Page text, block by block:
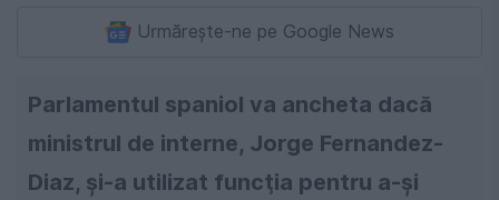
Urmărește-ne pe Google News
Parlamentul spaniol va ancheta dacă
ministrul de interne, Jorge Fernandez-
Diaz, şi-a utilizat funcţia pentru a-şi